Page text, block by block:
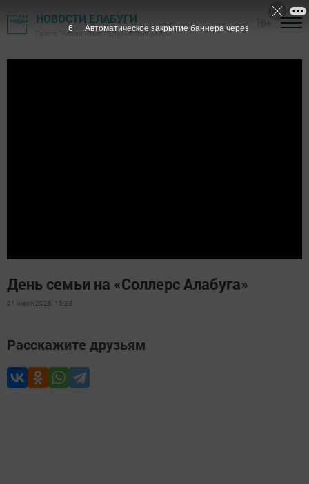
НОВОСТИ ЕЛАБУГИ
Газета "Новая Кама" - Елабужский район
День семьи на «Соллерс Алабуга»
01 июня 2026, 15:23
Расскажите друзьям
6 Автоматическое закрытие баннера через